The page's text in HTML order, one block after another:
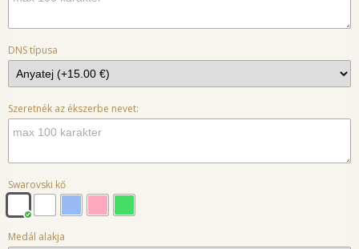
DNS típusa
Szeretnék az ékszerbe nevet:
Swarovski kő
Medál alakja